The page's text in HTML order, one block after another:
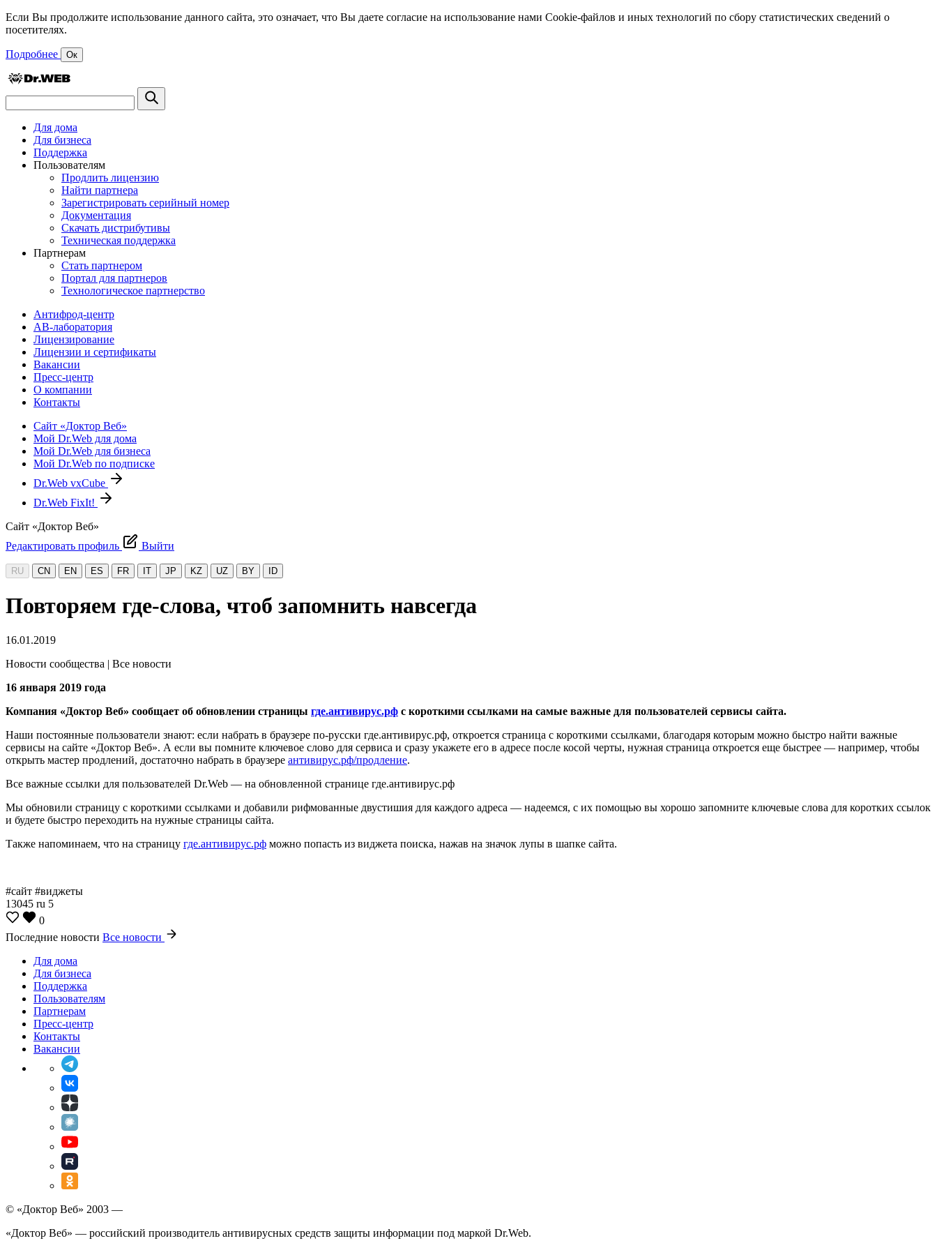
Если Вы продолжите использование данного сайта, это означает, что Вы даете согласие на использование нами Cookie-файлов и иных технологий по сбору статистических сведений о
посетителях.
Подробнее Ок
Для дома
Для бизнеса
Поддержка
Пользователям
Продлить лицензию
Найти партнера
Зарегистрировать серийный номер
Документация
Скачать дистрибутивы
Техническая поддержка
Партнерам
Стать партнером
Портал для партнеров
Технологическое партнерство
Антифрод-центр
АВ-лаборатория
Лицензирование
Лицензии и сертификаты
Вакансии
Пресс-центр
О компании
Контакты
Сайт «Доктор Веб»
Мой Dr.Web для дома
Мой Dr.Web для бизнеса
Мой Dr.Web по подписке
Dr.Web vxCube
Dr.Web FixIt!
Сайт «Доктор Веб»
Редактировать профиль
Выйти
RU CN EN ES FR IT JP KZ UZ BY ID
Повторяем где-слова, чтоб запомнить навсегда
16.01.2019
Новости сообщества | Все новости
16 января 2019 года
Компания «Доктор Веб» сообщает об обновлении страницы где.антивирус.рф с короткими ссылками на самые важные для пользователей сервисы сайта.
Наши постоянные пользователи знают: если набрать в браузере по-русски где.антивирус.рф, откроется страница с короткими ссылками, благодаря которым можно быстро найти важные
сервисы на сайте «Доктор Веб». А если вы помните ключевое слово для сервиса и сразу укажете его в адресе после косой черты, нужная страница откроется еще быстрее — например, чтобы
открыть мастер продлений, достаточно набрать в браузере антивирус.рф/продление.
Все важные ссылки для пользователей Dr.Web — на обновленной странице где.антивирус.рф
Мы обновили страницу с короткими ссылками и добавили рифмованные двустишия для каждого адреса — надеемся, с их помощью вы хорошо запомните ключевые слова для коротких ссылок
и будете быстро переходить на нужные страницы сайта.
Также напоминаем, что на страницу где.антивирус.рф можно попасть из виджета поиска, нажав на значок лупы в шапке сайта.
#сайт #виджеты
13045 ru 5
0
Последние новости Все новости
Для дома
Для бизнеса
Поддержка
Пользователям
Партнерам
Пресс-центр
Контакты
Вакансии
© «Доктор Веб» 2003 —
«Доктор Веб» — российский производитель антивирусных средств защиты информации под маркой Dr.Web.